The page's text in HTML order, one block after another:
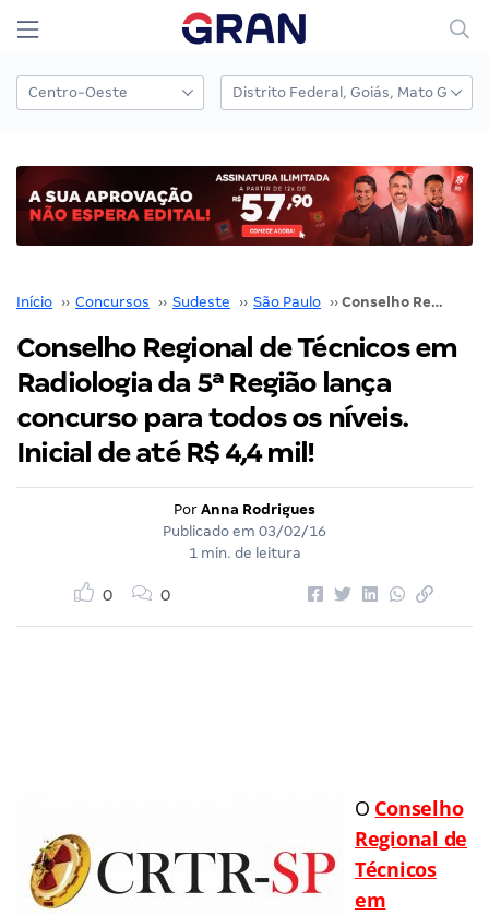
Início ›› Concursos ›› Sudeste ›› São Paulo ›› Conselho Regional de Técnicos em Radiologia da 5ª Região lança concurso para todos os níveis. Inicial de até R$ 4,4 mil!
Conselho Regional de Técnicos em
Radiologia da 5ª Região lança
concurso para todos os níveis.
Inicial de até R$ 4,4 mil!
Por Anna Rodrigues
Publicado em 03/02/16
1 min. de leitura
0 0
O Conselho
Regional de
Técnicos
em